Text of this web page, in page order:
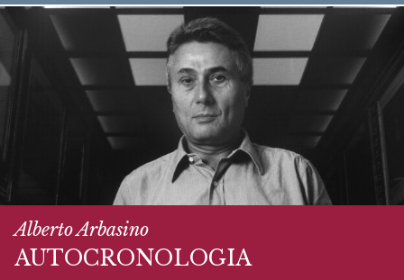
Alberto Arbasino
AUTOCRONOLOGIA